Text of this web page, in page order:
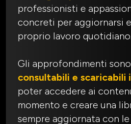
professionisti e
concreti per aggiornarsi
proprio lavoro
Gli approfondimenti sono
consultabili e scaricabili
poter accedere ai
momento e creare una
sempre aggiornata con